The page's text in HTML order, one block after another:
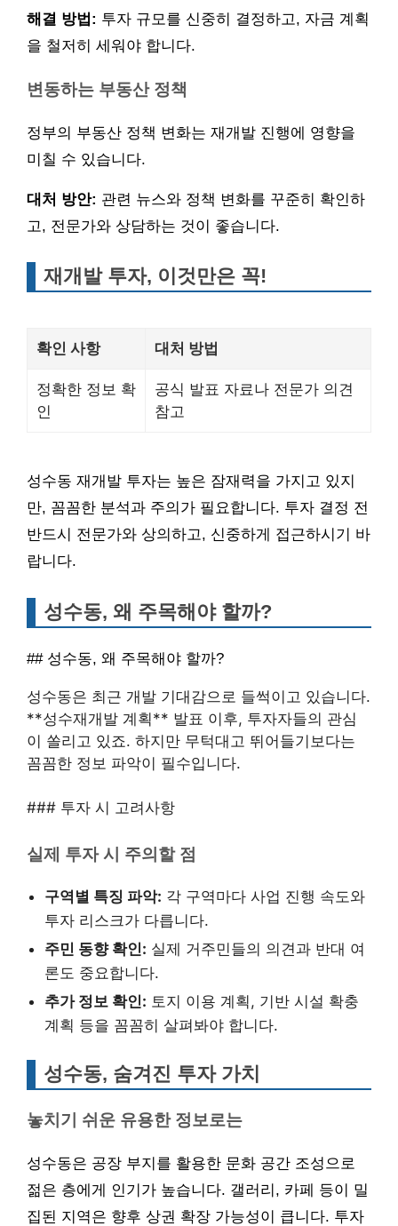
해결 방법: 투자 규모를 신중히 결정하고, 자금 계획
을 철저히 세워야 합니다.
변동하는 부동산 정책
정부의 부동산 정책 변화는 재개발 진행에 영향을
미칠 수 있습니다.
대처 방안: 관련 뉴스와 정책 변화를 꾸준히 확인하
고, 전문가와 상담하는 것이 좋습니다.
재개발 투자, 이것만은 꼭!
확인 사항 대처 방법
정확한 정보 확
인
공식 발표 자료나 전문가 의견
참고
성수동 재개발 투자는 높은 잠재력을 가지고 있지
만, 꼼꼼한 분석과 주의가 필요합니다. 투자 결정 전
반드시 전문가와 상의하고, 신중하게 접근하시기 바
랍니다.
성수동, 왜 주목해야 할까?
## 성수동, 왜 주목해야 할까?
성수동은 최근 개발 기대감으로 들썩이고 있습니다.
**성수재개발 계획** 발표 이후, 투자자들의 관심
이 쏠리고 있죠. 하지만 무턱대고 뛰어들기보다는
꼼꼼한 정보 파악이 필수입니다.
### 투자 시 고려사항
실제 투자 시 주의할 점
구역별 특징 파악: 각 구역마다 사업 진행 속도와
투자 리스크가 다릅니다.
주민 동향 확인: 실제 거주민들의 의견과 반대 여
론도 중요합니다.
추가 정보 확인: 토지 이용 계획, 기반 시설 확충
계획 등을 꼼꼼히 살펴봐야 합니다.
성수동, 숨겨진 투자 가치
놓치기 쉬운 유용한 정보로는
성수동은 공장 부지를 활용한 문화 공간 조성으로
젊은 층에게 인기가 높습니다. 갤러리, 카페 등이 밀
집된 지역은 향후 상권 확장 가능성이 큽니다. 투자